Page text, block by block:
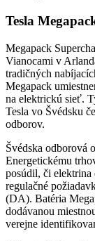
Tesla
Megapack
Vianocami v
tradičných
Megapack
na elektrickú sieť.
Tesla vo Švédsku
odborov.
Švédska odborová
Energetickému
posúdil, či elektrina
regulačné
(DA). Batéria
dodávanou
verejne